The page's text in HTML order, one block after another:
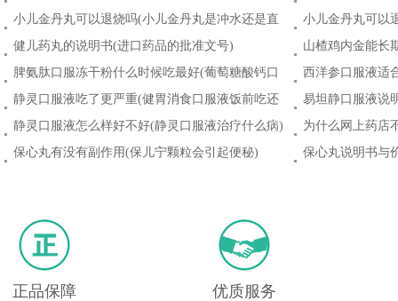
明书)
小儿金丹丸可以退烧吗(小儿金丹丸是冲水还是直
接吃)
小儿金丹丸可以
健儿药丸的说明书(进口药品的批准文号)
山楂鸡内金能长
吗)
脾氨肽口服冻干粉什么时候吃最好(葡萄糖酸钙口
服液什么时候吃最好)
西洋参口服液适
静灵口服液吃了更严重(健胃消食口服液饭前吃还
是饭后吃)
易坦静口服液说
停)
静灵口服液怎么样好不好(静灵口服液治疗什么病)
为什么网上药店
买)
保心丸有没有副作用(保儿宁颗粒会引起便秘) 保心丸说明书与
正品保障 优质服务